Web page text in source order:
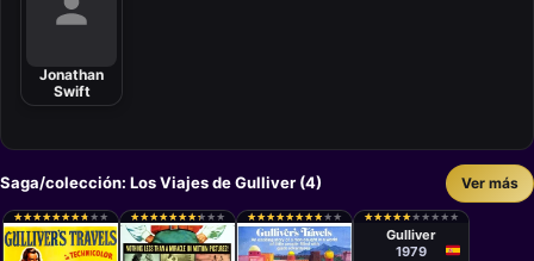
Jonathan
Swift
Saga/colección: Los Viajes de Gulliver (4) Ver más
★
★★
★★
★★
★★
★★
★★
★★
★ ★
★ ★
★ ★
★★
★★
★★
★★
★★
★★
★★
★ ★
★ ★
★ ★
★★
★★
★★
★★
★★
★★
★★
★ ★
★ ★
★ ★
★★
★★
★★
★★
★★
★ ★
★ ★
★ ★
★ ★
★
Alfonso
Ungría
Gulliver
1979